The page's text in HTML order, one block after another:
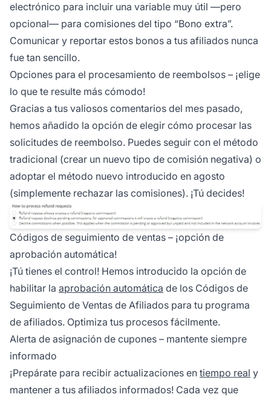
electrónico para incluir una variable muy útil —pero
opcional— para comisiones del tipo “Bono extra”.
Comunicar y reportar estos bonos a tus afiliados nunca
fue tan sencillo.
Opciones para el procesamiento de reembolsos – ¡elige
lo que te resulte más cómodo!
Gracias a tus valiosos comentarios del mes pasado,
hemos añadido la opción de elegir cómo procesar las
solicitudes de reembolso. Puedes seguir con el método
tradicional (crear un nuevo tipo de comisión negativa) o
adoptar el método nuevo introducido en agosto
(simplemente rechazar las comisiones). ¡Tú decides!
Códigos de seguimiento de ventas – ¡opción de
aprobación automática!
¡Tú tienes el control! Hemos introducido la opción de
habilitar la aprobación automática de los Códigos de
Seguimiento de Ventas de Afiliados para tu programa
de afiliados. Optimiza tus procesos fácilmente.
Alerta de asignación de cupones – mantente siempre
informado
¡Prepárate para recibir actualizaciones en tiempo real y
mantener a tus afiliados informados! Cada vez que